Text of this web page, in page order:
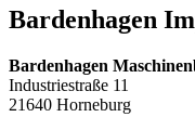
Bardenhagen
Bardenhagen
Industriestraße 11
21640 Horneburg